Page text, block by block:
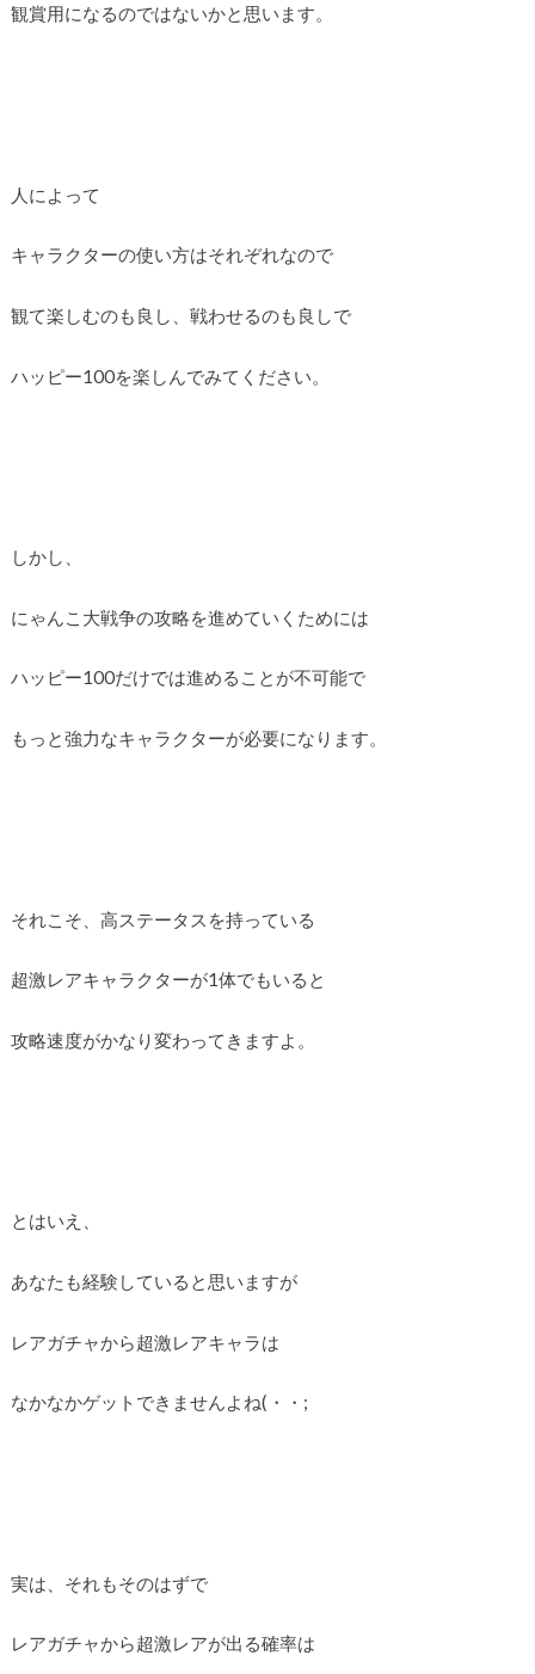
観賞用になるのではないかと思います。
人によって
キャラクターの使い方はそれぞれなので
観て楽しむのも良し、戦わせるのも良しで
ハッピー100を楽しんでみてください。
しかし、
にゃんこ大戦争の攻略を進めていくためには
ハッピー100だけでは進めることが不可能で
もっと強力なキャラクターが必要になります。
それこそ、高ステータスを持っている
超激レアキャラクターが1体でもいると
攻略速度がかなり変わってきますよ。
とはいえ、
あなたも経験していると思いますが
レアガチャから超激レアキャラは
なかなかゲットできませんよね(・・;
実は、それもそのはずで
レアガチャから超激レアが出る確率は